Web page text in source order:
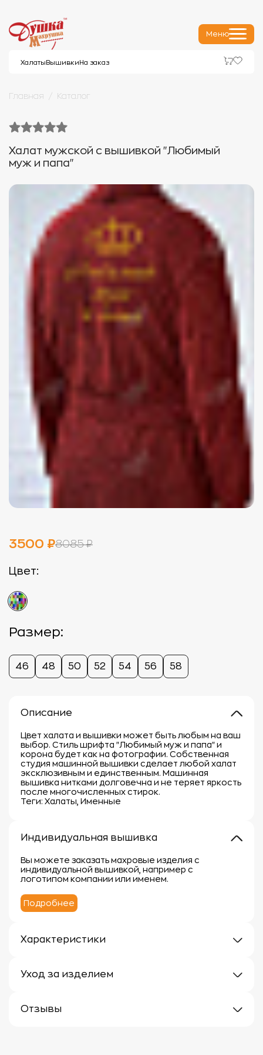
Меню
Халаты Вышивки На заказ
Главная Каталог
Халат мужской с вышивкой "Любимый
муж и папа"
3500 ₽8085 ₽
Цвет:
Размер:
46 48 50 52 54 56 58
Описание
Цвет халата и вышивки может быть любым на ваш
выбор. Стиль шрифта "Любимый муж и папа" и
корона будет как на фотографии. Собственная
студия машинной вышивки сделает любой халат
эксклюзивным и единственным. Машинная
вышивка нитками долговечна и не теряет яркость
после многочисленных стирок.
Теги: Халаты, Именные
Индивидуальная вышивка
Вы можете заказать махровые изделия с
индивидуальной вышивкой, например с
логотипом компании или именем.
Подробнее
Характеристики
Материал: 100% хлопок
Уход за изделием
чтобы сохранить их мягкость, впитывающие
Отзывы